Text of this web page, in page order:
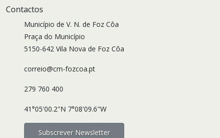
Contactos
Município de V. N. de Foz Côa
Praça do Município
5150-642 Vila Nova de Foz Côa
correio@cm-fozcoa.pt
279 760 400
41°05'00.2"N 7°08'09.6"W
Subscrever Newsletter